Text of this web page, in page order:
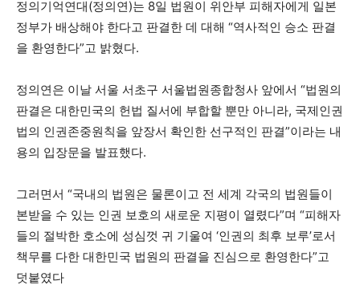
정의기억연대(정의연)는 8일 법원이 위안부 피해자에게 일본
정부가 배상해야 한다고 판결한 데 대해 “역사적인 승소 판결
을 환영한다”고 밝혔다.
정의연은 이날 서울 서초구 서울법원종합청사 앞에서 “법원의
판결은 대한민국의 헌법 질서에 부합할 뿐만 아니라, 국제인권
법의 인권존중원칙을 앞장서 확인한 선구적인 판결”이라는 내
용의 입장문을 발표했다.
그러면서 “국내의 법원은 물론이고 전 세계 각국의 법원들이
본받을 수 있는 인권 보호의 새로운 지평이 열렸다”며 “피해자
들의 절박한 호소에 성심껏 귀 기울여 ‘인권의 최후 보루’로서
책무를 다한 대한민국 법원의 판결을 진심으로 환영한다”고
덧붙였다